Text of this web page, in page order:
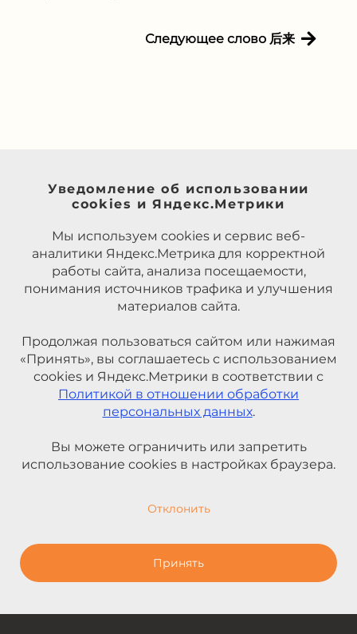
Следующее слово 后来
Уведомление об использовании
cookies и Яндекс.Метрики
Мы используем cookies и сервис веб-
аналитики Яндекс.Метрика для корректной
работы сайта, анализа посещаемости,
понимания источников трафика и улучшения
материалов сайта.
Продолжая пользоваться сайтом или нажимая
«Принять», вы соглашаетесь с использованием
cookies и Яндекс.Метрики в соответствии с
Политикой в отношении обработки
персональных данных.
Вы можете ограничить или запретить
использование cookies в настройках браузера.
Отклонить
Принять